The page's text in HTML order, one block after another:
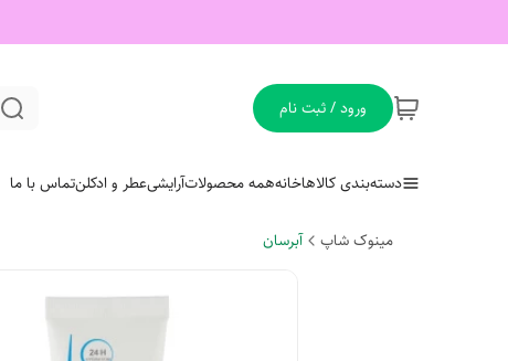
ورود / ثبت نام
دسته‌بندی کالاهاخانههمه محصولاتآرایشیعطر و ادکلنتماس با ما
مینوک شاپ آبرسان